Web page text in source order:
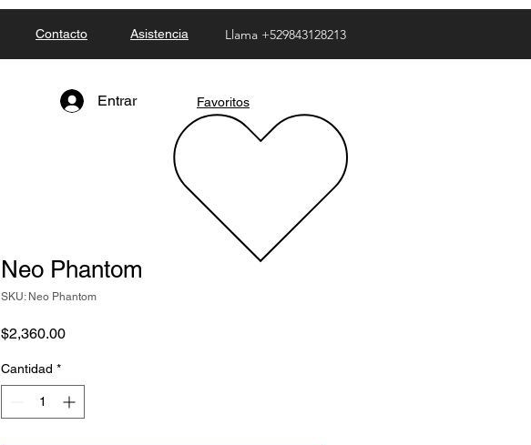
Contacto Asistencia Llama +529843128213
Entrar Favoritos
Neo Phantom
SKU: Neo Phantom
$2,360.00Precio
Cantidad *